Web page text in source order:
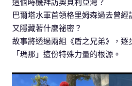
這個時機拜訪奧貝利亞灣？
巴爾塔水軍首領格里姆森過去曾經
又隱藏著什麼祕密？
故事將透過兩組《盾之兄弟》，逐
「瑪那」這份特殊力量的根源。